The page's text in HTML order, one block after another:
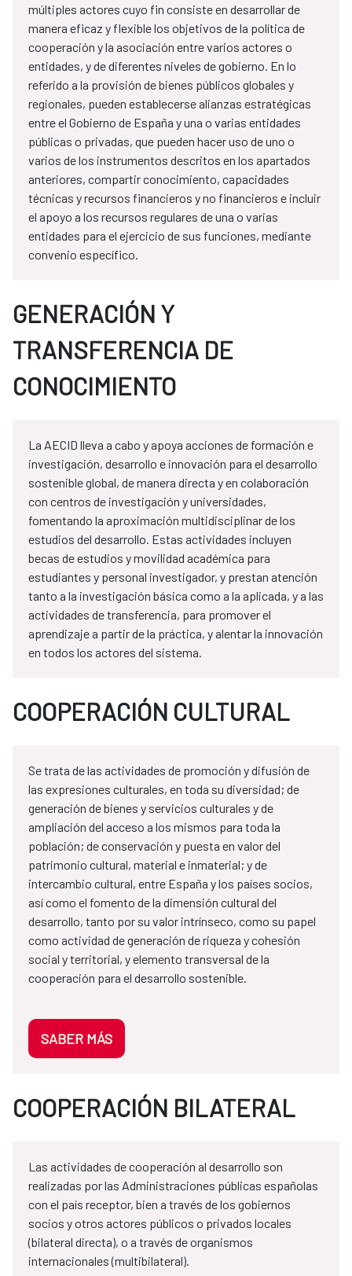
múltiples actores cuyo fin consiste en desarrollar de
manera eficaz y flexible los objetivos de la política de
cooperación y la asociación entre varios actores o
entidades, y de diferentes niveles de gobierno. En lo
referido a la provisión de bienes públicos globales y
regionales, pueden establecerse alianzas estratégicas
entre el Gobierno de España y una o varias entidades
públicas o privadas, que pueden hacer uso de uno o
varios de los instrumentos descritos en los apartados
anteriores, compartir conocimiento, capacidades
técnicas y recursos financieros y no financieros e incluir
el apoyo a los recursos regulares de una o varias
entidades para el ejercicio de sus funciones, mediante
convenio específico.
GENERACIÓN Y
TRANSFERENCIA DE
CONOCIMIENTO
La AECID lleva a cabo y apoya acciones de formación e
investigación, desarrollo e innovación para el desarrollo
sostenible global, de manera directa y en colaboración
con centros de investigación y universidades,
fomentando la aproximación multidisciplinar de los
estudios del desarrollo. Estas actividades incluyen
becas de estudios y movilidad académica para
estudiantes y personal investigador, y prestan atención
tanto a la investigación básica como a la aplicada, y a las
actividades de transferencia, para promover el
aprendizaje a partir de la práctica, y alentar la innovación
en todos los actores del sistema.
COOPERACIÓN CULTURAL
Se trata de las actividades de promoción y difusión de
las expresiones culturales, en toda su diversidad; de
generación de bienes y servicios culturales y de
ampliación del acceso a los mismos para toda la
población; de conservación y puesta en valor del
patrimonio cultural, material e inmaterial; y de
intercambio cultural, entre España y los países socios,
así como el fomento de la dimensión cultural del
desarrollo, tanto por su valor intrínseco, como su papel
como actividad de generación de riqueza y cohesión
social y territorial, y elemento transversal de la
cooperación para el desarrollo sostenible.
SABER MÁS
COOPERACIÓN BILATERAL
Las actividades de cooperación al desarrollo son
realizadas por las Administraciones públicas españolas
con el país receptor, bien a través de los gobiernos
socios y otros actores públicos o privados locales
(bilateral directa), o a través de organismos
internacionales (multibilateral).